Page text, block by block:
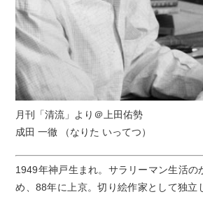
月刊「清流」より＠上田佑勢
成田 一徹 （なりた いってつ）
1949年神戸生まれ。サラリーマン生活の
め、88年に上京。切り絵作家として独立